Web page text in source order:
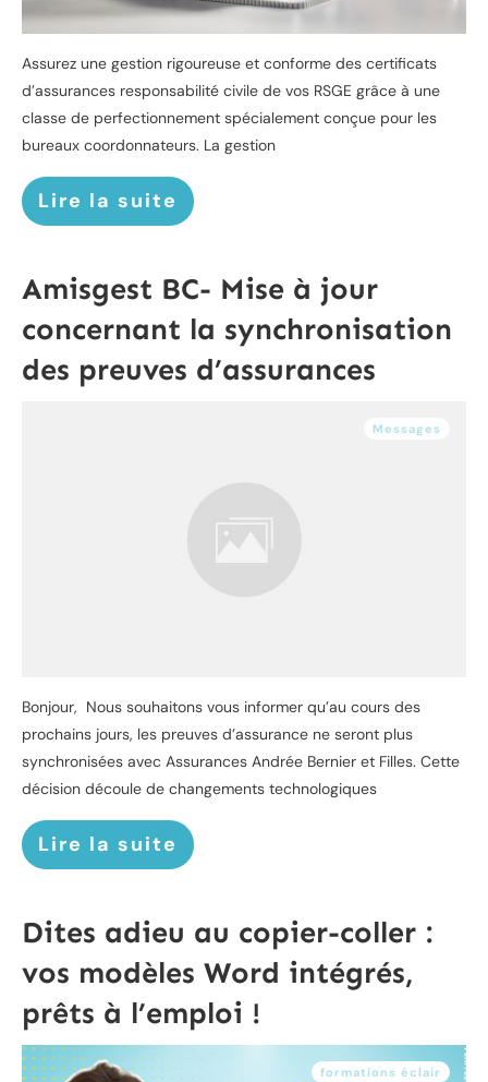
Assurez une gestion rigoureuse et conforme des certificats
d’assurances responsabilité civile de vos RSGE grâce à une
classe de perfectionnement spécialement conçue pour les
bureaux coordonnateurs. La gestion
Lire la suite
Amisgest BC- Mise à jour
concernant la synchronisation
des preuves d’assurances
Messages
Bonjour, Nous souhaitons vous informer qu’au cours des
prochains jours, les preuves d’assurance ne seront plus
synchronisées avec Assurances Andrée Bernier et Filles. Cette
décision découle de changements technologiques
Lire la suite
Dites adieu au copier-coller :
vos modèles Word intégrés,
prêts à l’emploi !
formations éclair